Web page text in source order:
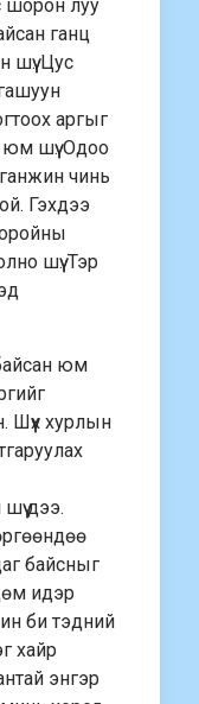
шорон луу
ганц
шүү. Цус
гашуун
аргыг
шүү. Одоо
чинь
Гэхдээ
оройны
шүү. Тэр
юм
Шүүх хурлын
дээ.
байсныг
идэр
би тэдний
хайр
энгэр